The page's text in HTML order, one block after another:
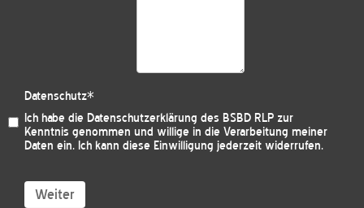
Datenschutz*
Ich habe die Datenschutzerklärung des BSBD RLP zur
Kenntnis genommen und willige in die Verarbeitung meiner
Daten ein. Ich kann diese Einwilligung jederzeit widerrufen.
Weiter